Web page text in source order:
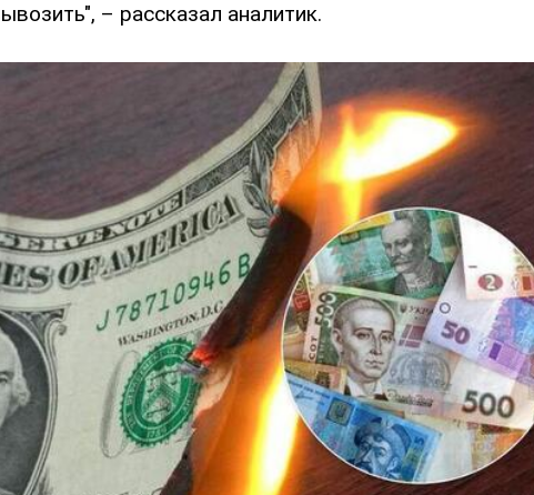
– рассказал аналитик.